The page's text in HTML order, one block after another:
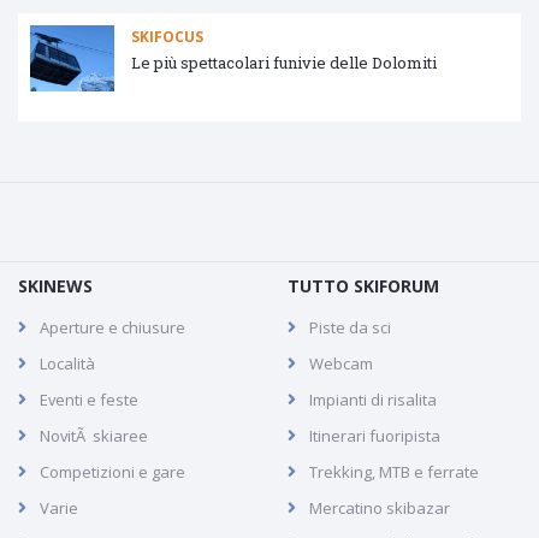
SKIFOCUS
Le più spettacolari funivie delle Dolomiti
SKINEWS
Aperture e chiusure
Località
Eventi e feste
NovitÃ skiaree
Competizioni e gare
Varie
TUTTO SKIFORUM
Piste da sci
Webcam
Impianti di risalita
Itinerari fuoripista
Trekking, MTB e ferrate
Mercatino skibazar